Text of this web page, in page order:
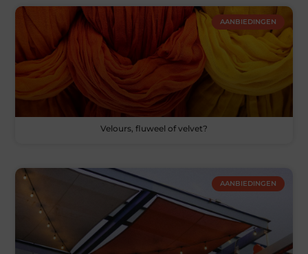
AANBIEDINGEN
Velours, fluweel of velvet?
AANBIEDINGEN